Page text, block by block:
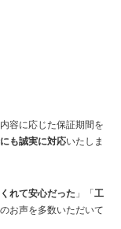
容に応じた保証期間を
も誠実に対応いたしま
れて安心だった 」「 工
のお声を多数いただいて